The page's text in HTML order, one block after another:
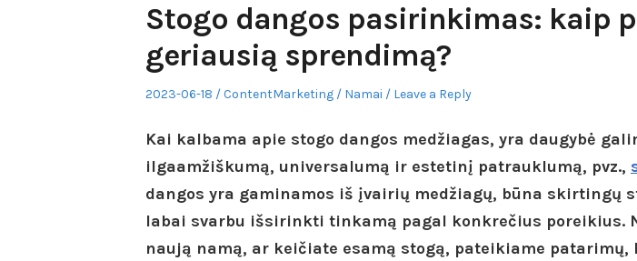
Stogo dangos pasirinkimas: kaip
geriausią sprendimą?
Posted
2023-06-18 Author
ContentMarketing
Posted
Namai Leave a Reply
Kai kalbama apie stogo dangos medžiagas, yra daugybė
ilgaamžiškumą, universalumą ir estetinį patrauklumą, pvz.,
dangos yra gaminamos iš įvairių medžiagų, būna skirtingų
labai svarbu išsirinkti tinkamą pagal konkrečius poreikius.
naują namą, ar keičiate esamą stogą, pateikiame